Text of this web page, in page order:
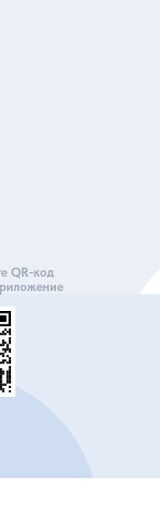
г.Москва,
7725851033 КПП
№40702810338000017283
QR-код